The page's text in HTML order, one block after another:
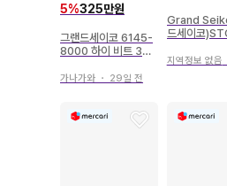
5%325만원
그랜드세이코 6145-
8000 하이 비트 360
트
가나가와 ・ 29일 전
Grand
드세이코
지역정보 없음